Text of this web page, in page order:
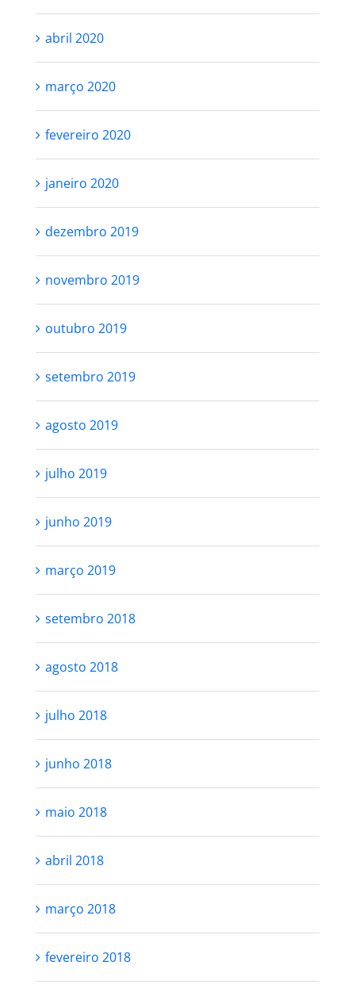
maio 2020
abril 2020
março 2020
fevereiro 2020
janeiro 2020
dezembro 2019
novembro 2019
outubro 2019
setembro 2019
agosto 2019
julho 2019
junho 2019
março 2019
setembro 2018
agosto 2018
julho 2018
junho 2018
maio 2018
abril 2018
março 2018